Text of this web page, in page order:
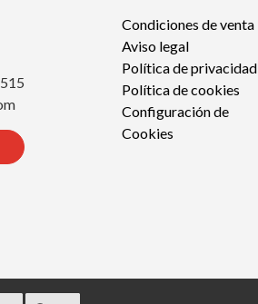
Condiciones de venta
Aviso legal
Política de privacidad
Política de cookies
Configuración de
Cookies